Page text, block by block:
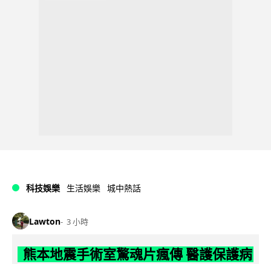
科技娛樂 生活娛樂 城中熱話
Lawton 3 小時
熊本地震手術室驚魂片瘋傳 醫護保護病